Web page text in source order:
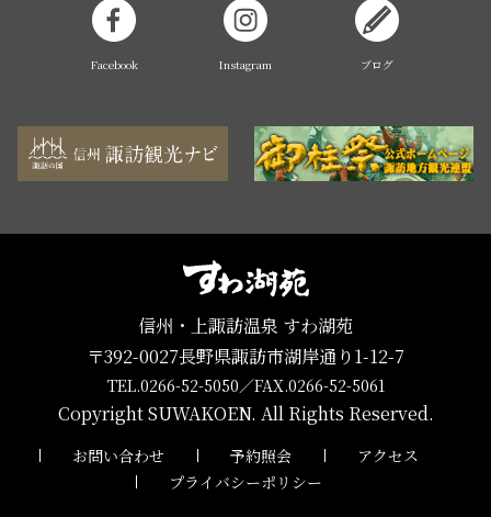
Facebook Instagram ブログ
信州・上諏訪温泉 すわ湖苑
〒392-0027長野県諏訪市湖岸通り1-12-7
TEL.0266-52-5050／FAX.0266-52-5061
Copyright SUWAKOEN. All Rights Reserved.
お問い合わせ 予約照会
アクセス
プライバシーポリシー